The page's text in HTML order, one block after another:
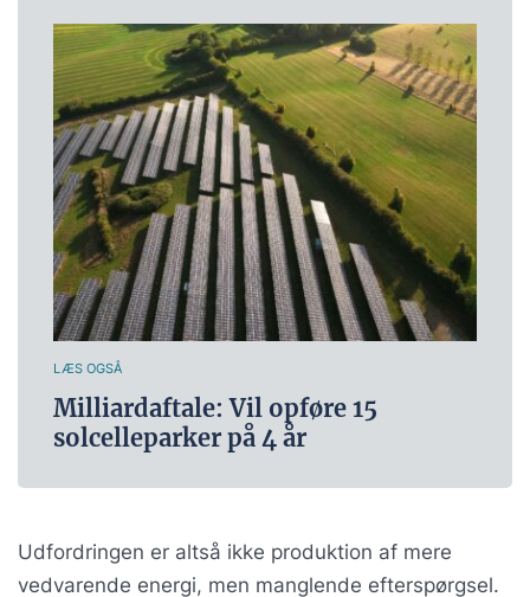
LÆS OGSÅ
Milliardaftale: Vil opføre 15
solcelleparker på 4 år
Udfordringen er altså ikke produktion af mere
vedvarende energi, men manglende efterspørgsel.